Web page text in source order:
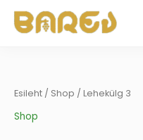
content
Esileht / Shop / Lehekülg 3
Shop